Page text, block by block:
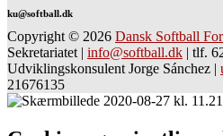
ku@softball.dk
Copyright © 2026 Dansk Softball
Sekretariatet | info@softball.dk | tlf.
Udviklingskonsulent Jorge Sánchez |
21676135